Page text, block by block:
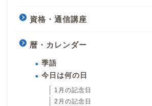
資格・通信講座
暦・カレンダー
季語
今日は何の日
1月の記念日
2月の記念日